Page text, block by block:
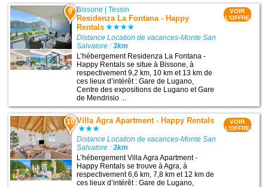
9 Bissone |Tessin
Residenza La Fontana - Happy
Rentals
Distance Location de vacances-Monte San
Salvatore :3km
L’hébergement Residenza La Fontana -
Happy Rentals se situe à Bissone, à
respectivement 9,2 km, 10 km et 13 km de
ces lieux d’intérêt : Gare de Lugano,
Centre des expositions de Lugano et Gare
de Mendrisio ...
VOIR
L'OFFRE
10 Villa Agra Apartment - Happy Rentals
Distance Location de vacances-Monte San
Salvatore :3km
L’hébergement Villa Agra Apartment -
Happy Rentals se trouve à Agra, à
respectivement 6,6 km, 7,8 km et 12 km de
ces lieux d’intérêt : Gare de Lugano,
VOIR
L'OFFRE